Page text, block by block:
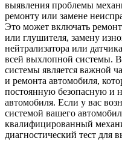
выявления проблемы
ремонту или замене
Это может включать
или глушителя, замену
нейтрализатора или
всей выхлопной системы.
системы является важной
и ремонта автомобиля,
постоянную безопасную и
автомобиля. Если у вас
системой вашего
квалифицированный
диагностический тест для